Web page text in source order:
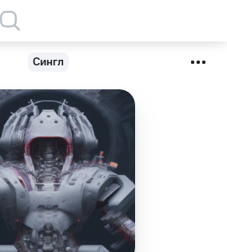
Сингл